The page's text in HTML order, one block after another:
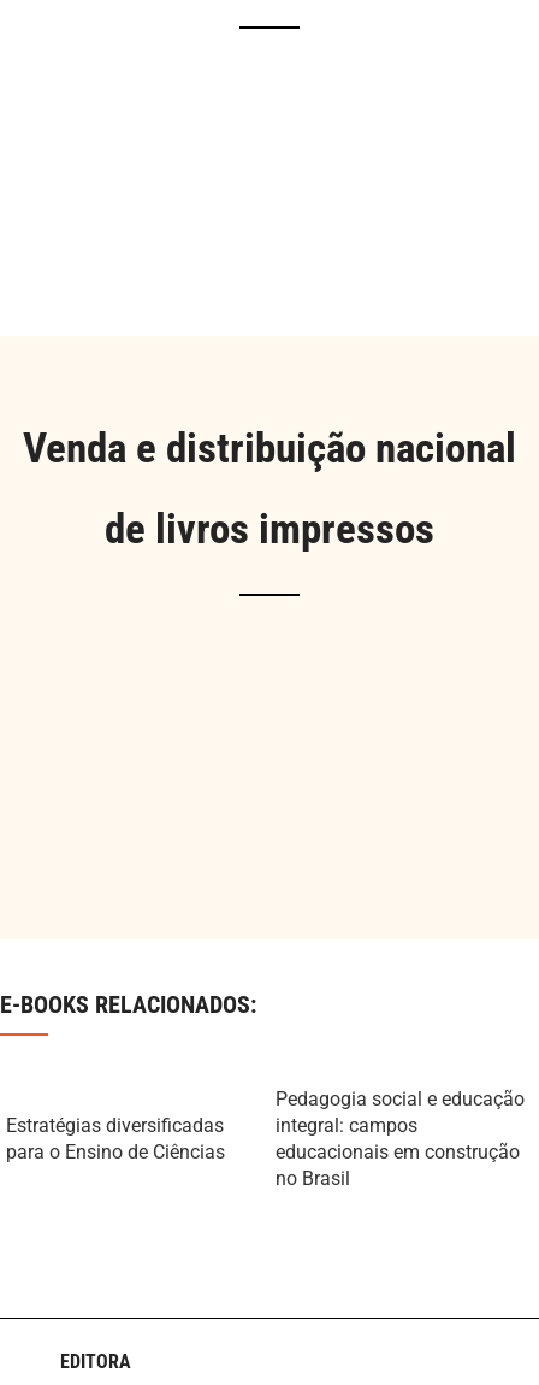
Venda e distribuição nacional
de livros impressos
E-BOOKS RELACIONADOS:
Estratégias diversificadas
para o Ensino de Ciências
Pedagogia social e educação
integral: campos
educacionais em construção
no Brasil
EDITORA